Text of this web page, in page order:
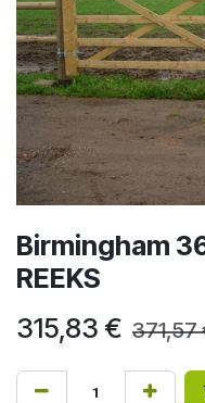
Birmingham
REEKS
315,83 € 371,57